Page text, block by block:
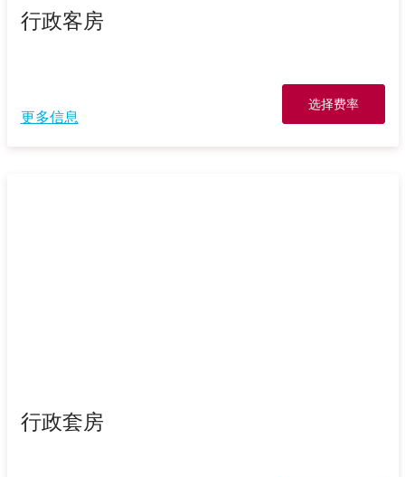
行政客房
更多信息
选择费率
行政套房